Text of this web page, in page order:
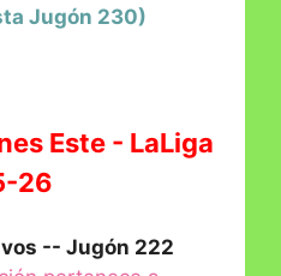
Jugón 230)
Este - LaLiga
26
-- Jugón 222